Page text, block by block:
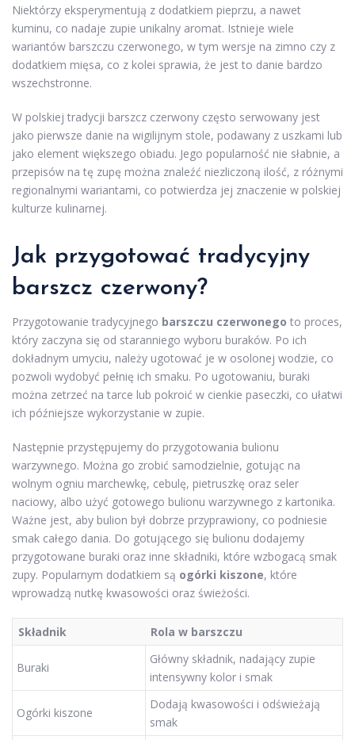
Niektórzy eksperymentują z dodatkiem pieprzu, a nawet
kuminu, co nadaje zupie unikalny aromat. Istnieje wiele
wariantów barszczu czerwonego, w tym wersje na zimno czy z
dodatkiem mięsa, co z kolei sprawia, że jest to danie bardzo
wszechstronne.
W polskiej tradycji barszcz czerwony często serwowany jest
jako pierwsze danie na wigilijnym stole, podawany z uszkami lub
jako element większego obiadu. Jego popularność nie słabnie, a
przepisów na tę zupę można znaleźć niezliczoną ilość, z różnymi
regionalnymi wariantami, co potwierdza jej znaczenie w polskiej
kulturze kulinarnej.
Jak przygotować tradycyjny
barszcz czerwony?
Przygotowanie tradycyjnego barszczu czerwonego to proces,
który zaczyna się od staranniego wyboru buraków. Po ich
dokładnym umyciu, należy ugotować je w osolonej wodzie, co
pozwoli wydobyć pełnię ich smaku. Po ugotowaniu, buraki
można zetrzeć na tarce lub pokroić w cienkie paseczki, co ułatwi
ich późniejsze wykorzystanie w zupie.
Następnie przystępujemy do przygotowania bulionu
warzywnego. Można go zrobić samodzielnie, gotując na
wolnym ogniu marchewkę, cebulę, pietruszkę oraz seler
naciowy, albo użyć gotowego bulionu warzywnego z kartonika.
Ważne jest, aby bulion był dobrze przyprawiony, co podniesie
smak całego dania. Do gotującego się bulionu dodajemy
przygotowane buraki oraz inne składniki, które wzbogacą smak
zupy. Popularnym dodatkiem są ogórki kiszone, które
wprowadzą nutkę kwasowości oraz świeżości.
Składnik Rola w barszczu
Buraki
Główny składnik, nadający zupie
intensywny kolor i smak
Ogórki kiszone
Dodają kwasowości i odświeżają
smak